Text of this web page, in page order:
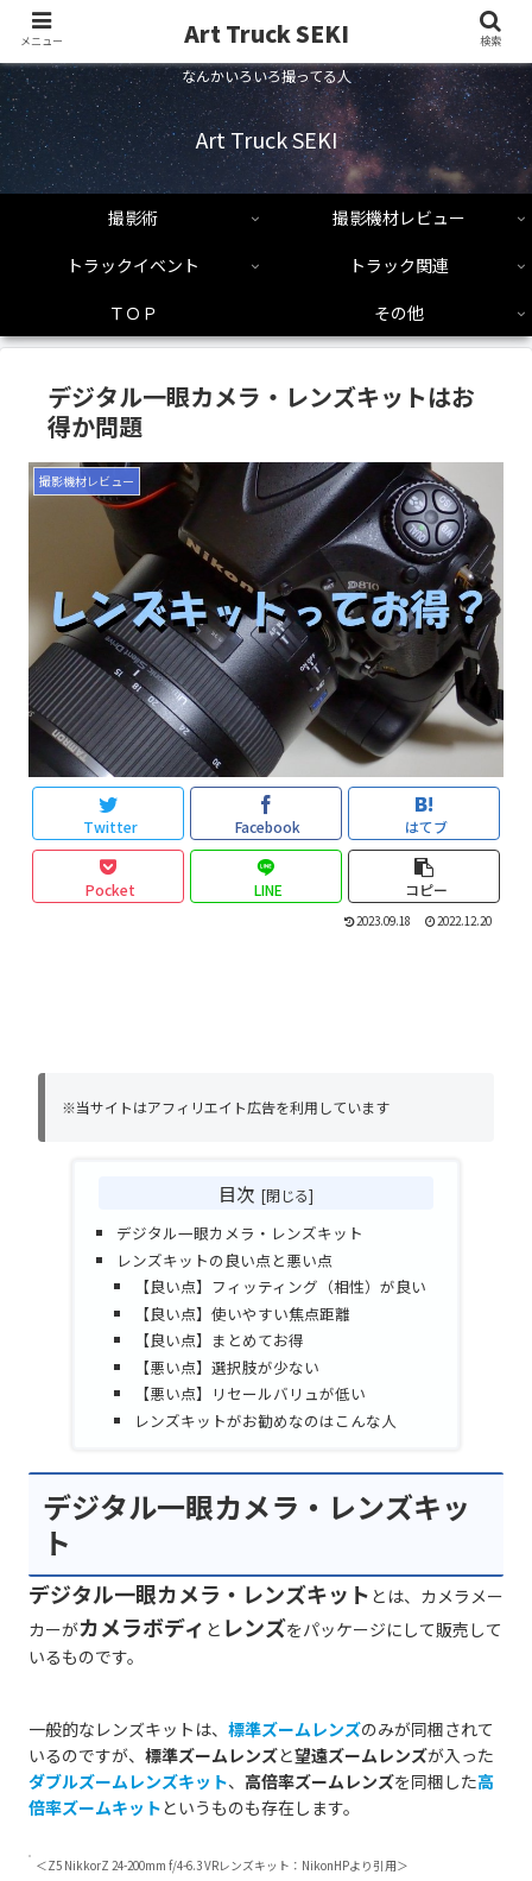
なんかいろいろ撮ってる人
Art Truck SEKI
撮影術
撮影機材レビュー
トラックイベント
トラック関連
ＴＯＰ
その他
デジタル一眼カメラ・レンズキットはお
得か問題
撮影機材レビュー
Twitter Facebook はてブ
Pocket LINE コピー
2023.09.18 2022.12.20
※当サイトはアフィリエイト広告を利用しています
目次
デジタル一眼カメラ・レンズキット
レンズキットの良い点と悪い点
【良い点】フィッティング（相性）が良い
【良い点】使いやすい焦点距離
【良い点】まとめてお得
【悪い点】選択肢が少ない
【悪い点】リセールバリュが低い
レンズキットがお勧めなのはこんな人
デジタル一眼カメラ・レンズキッ
ト
デジタル一眼カメラ・レンズキット とは、カメラメー
カーがカメラボディ と レンズをパッケージにして販売して
いるものです。
一般的なレンズキットは、 標準ズームレンズのみが同梱されて
いるのですが、 標準ズームレンズと望遠ズームレンズが入った
ダブルズームレンズキット、 高倍率ズームレンズを同梱した高
倍率ズームキットというものも存在します。
＜Z5 NikkorZ 24-200mm f/4-6.3 VRレンズキット：NikonHPより引用＞
メニュー Art Truck SEKI 検索